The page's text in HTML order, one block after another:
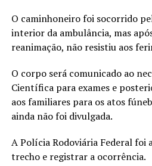
O caminhoneiro foi socorrido
interior da ambulância, mas
reanimação, não resistiu aos
O corpo será comunicado ao
Científica para exames e
aos familiares para os atos
ainda não foi divulgada.
A Polícia Rodoviária Federal foi
trecho e registrar a ocorrência.